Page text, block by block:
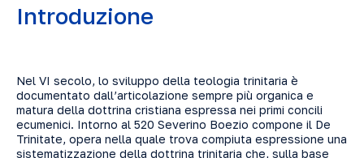
Introduzione
Nel VI secolo, lo sviluppo della teologia trinitaria è
documentato dall’articolazione sempre più organica e
matura della dottrina cristiana espressa nei primi concili
ecumenici. Intorno al 520 Severino Boezio compone il De
Trinitate, opera nella quale trova compiuta espressione una
sistematizzazione della dottrina trinitaria che, sulla base